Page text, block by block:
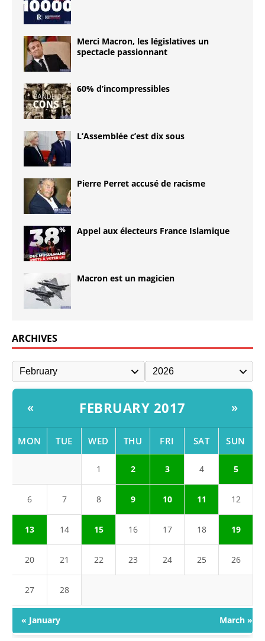
Merci Macron, les législatives un
spectacle passionnant
60% d’incompressibles
L’Assemblée c’est dix sous
Pierre Perret accusé de racisme
Appel aux électeurs France Islamique
Macron est un magicien
ARCHIVES
« FEBRUARY 2017 »
MON TUE WED THU FRI SAT SUN
1 2 3 4 5
6 7 8 9 10 11 12
13 14 15 16 17 18 19
20 21 22 23 24 25 26
27 28
« January March »